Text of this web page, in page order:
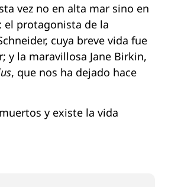
vez no en alta mar sino en
el protagonista de la
cuya breve vida fue
y la maravillosa Jane Birkin,
, que nos ha dejado hace
y existe la vida